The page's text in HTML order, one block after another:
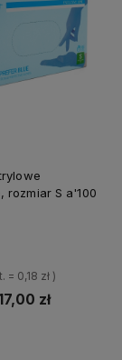
rozmiar S a'100
= 0,18 zł )
zł